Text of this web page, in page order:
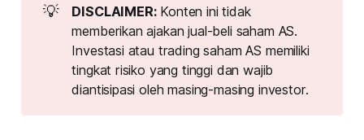
💡 DISCLAIMER: Konten ini tidak
memberikan ajakan jual-beli saham AS.
Investasi atau trading saham AS memiliki
tingkat risiko yang tinggi dan wajib
diantisipasi oleh masing-masing investor.